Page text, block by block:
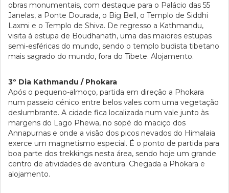
obras monumentais, com destaque para o Palácio das 55
Janelas, a Ponte Dourada, o Big Bell, o Templo de Siddhi
Laxmi e o Templo de Shiva. De regresso a Kathmandu,
visita á estupa de Boudhanath, uma das maiores estupas
semi-esféricas do mundo, sendo o templo budista tibetano
mais sagrado do mundo, fora do Tibete. Alojamento.
3º Dia Kathmandu / Phokara
Após o pequeno-almoço, partida em direção a Phokara
num passeio cénico entre belos vales com uma vegetação
deslumbrante. A cidade fica localizada num vale junto às
margens do Lago Phewa, no sopé do maciço dos
Annapurnas e onde a visão dos picos nevados do Himalaia
exerce um magnetismo especial. É o ponto de partida para
boa parte dos trekkings nesta área, sendo hoje um grande
centro de atividades de aventura. Chegada a Phokara e
alojamento.